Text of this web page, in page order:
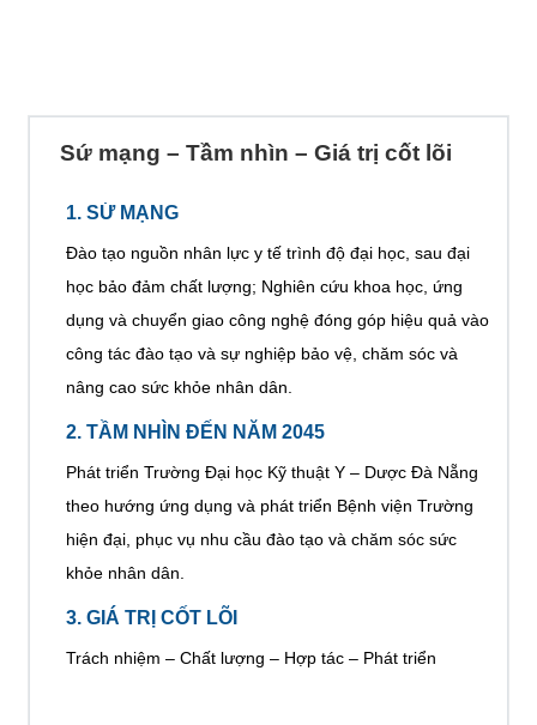
Sứ mạng – Tầm nhìn – Giá trị cốt lõi
1. SỨ MẠNG
Đào tạo nguồn nhân lực y tế trình độ đại học, sau đại
học bảo đảm chất lượng; Nghiên cứu khoa học, ứng
dụng và chuyển giao công nghệ đóng góp hiệu quả vào
công tác đào tạo và sự nghiệp bảo vệ, chăm sóc và
nâng cao sức khỏe nhân dân.
2. TẦM NHÌN ĐẾN NĂM 2045
Phát triển Trường Đại học Kỹ thuật Y – Dược Đà Nẵng
theo hướng ứng dụng và phát triển Bệnh viện Trường
hiện đại, phục vụ nhu cầu đào tạo và chăm sóc sức
khỏe nhân dân.
3. GIÁ TRỊ CỐT LÕI
Trách nhiệm – Chất lượng – Hợp tác – Phát triển